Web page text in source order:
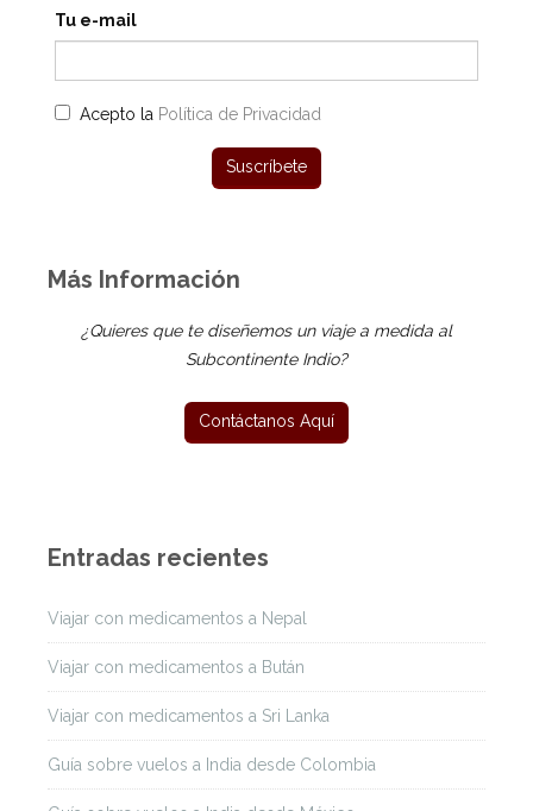
Tu e-mail
Acepto la Política de Privacidad
Más Información
¿Quieres que te diseñemos un viaje a medida al
Subcontinente Indio?
Entradas recientes
Viajar con medicamentos a Nepal
Viajar con medicamentos a Bután
Viajar con medicamentos a Sri Lanka
Guía sobre vuelos a India desde Colombia